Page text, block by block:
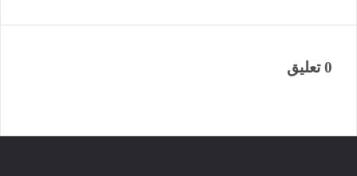
0 تعليق